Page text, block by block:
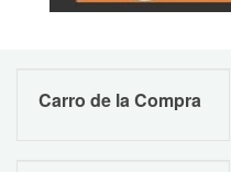
Carro de la Compra